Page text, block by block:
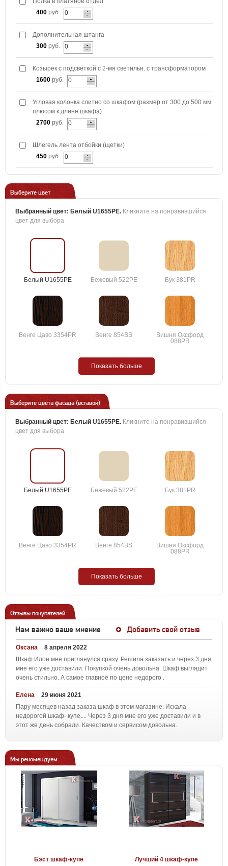
400 руб.
Дополнительная штанга
300 руб.
Козырек с подсветкой с 2-мя светильн. с трансформатором
1600 руб.
Угловая колонка слитно со шкафом (размер от 300 до 500 мм
плюсом к длине шкафа)
2700 руб.
Шлегель лента отбойки (щетки)
450 руб.
Выберите цвет
Выбранный цвет: Белый U1655PE. Кликните на понравившийся
цвет для выбора
Белый U1655PE Бежевый 522PE Бук 381PR
Венге Цаво 3354PR Венге 854BS
Вишня Оксфорд
088PR
Показать больше
Выберите цвета фасада (вставок)
Выбранный цвет: Белый U1655PE. Кликните на понравившийся
цвет для выбора
Белый U1655PE Бежевый 522PE Бук 381PR
Венге Цаво 3354PR Венге 854BS
Вишня Оксфорд
088PR
Показать больше
Отзывы покупателей
Нам важно ваше мнение Добавить свой отзыв
Оксана
8 апреля 2022
Шкаф Илон мне приглянулся сразу. Решила заказать и через 3 дня
мне его уже доставили. Покупкой очень довольна. Шкаф выглядит
очень стильно. А самое главное по цене недорого .
Елена
29 июня 2021
Пару месяцев назад заказа шкаф в этом магазине. Искала
недорогой шкаф- купе.... Через 3 дня мне его уже доставили и в
этот же день собрали. Качеством и сервисом довольна.
Мы рекомендуем
Бэст шкаф-купе Лучший 4 шкаф-купе